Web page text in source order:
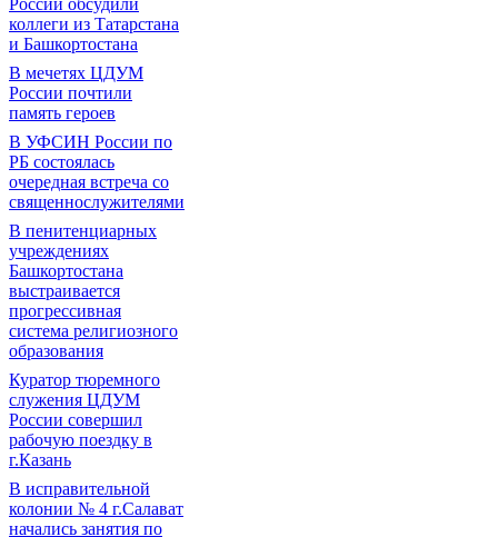
России обсудили
коллеги из Татарстана
и Башкортостана
В мечетях ЦДУМ
России почтили
память героев
В УФСИН России по
РБ состоялась
очередная встреча со
священнослужителями
В пенитенциарных
учреждениях
Башкортостана
выстраивается
прогрессивная
система религиозного
образования
Куратор тюремного
служения ЦДУМ
России совершил
рабочую поездку в
г.Казань
В исправительной
колонии № 4 г.Салават
начались занятия по